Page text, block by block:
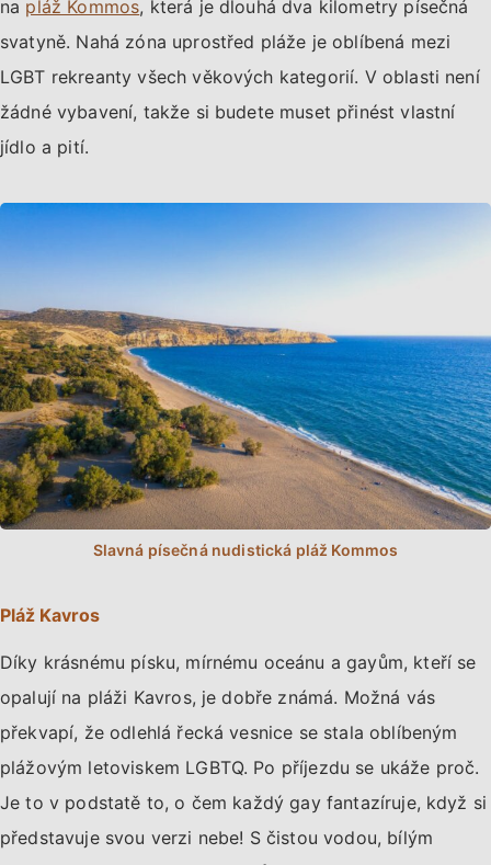
na pláž Kommos, která je dlouhá dva kilometry písečná
svatyně. Nahá zóna uprostřed pláže je oblíbená mezi
LGBT rekreanty všech věkových kategorií. V oblasti není
žádné vybavení, takže si budete muset přinést vlastní
jídlo a pití.
Pláž Kavros
Díky krásnému písku, mírnému oceánu a gayům, kteří se
opalují na pláži Kavros, je dobře známá. Možná vás
překvapí, že odlehlá řecká vesnice se stala oblíbeným
plážovým letoviskem LGBTQ. Po příjezdu se ukáže proč.
Je to v podstatě to, o čem každý gay fantazíruje, když si
představuje svou verzi nebe! S čistou vodou, bílým